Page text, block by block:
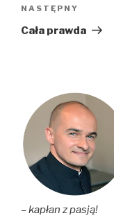
Następny
wpis
NASTĘPNY
Cała prawda
– kapłan z pasją!